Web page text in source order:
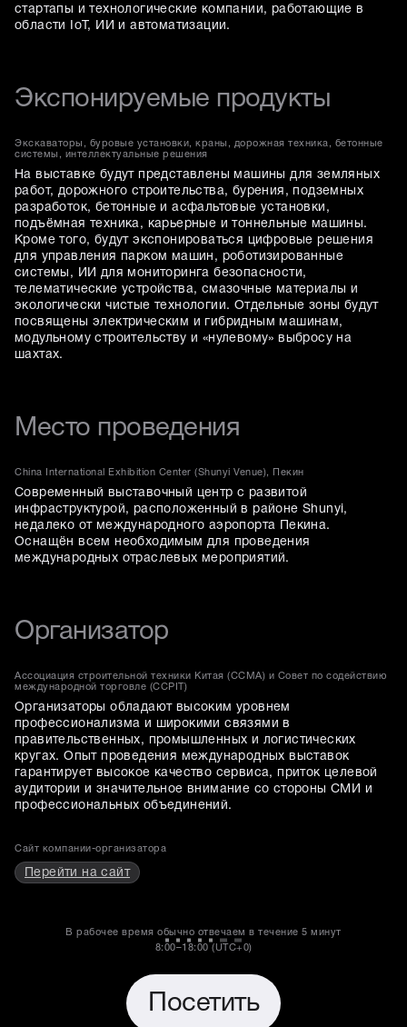
стартапы и технологические компании, работающие в
области IoT, ИИ и автоматизации.
Экспонируемые продукты
Экскаваторы, буровые установки, краны, дорожная техника, бетонные
системы, интеллектуальные решения
На выставке будут представлены машины для земляных
работ, дорожного строительства, бурения, подземных
разработок, бетонные и асфальтовые установки,
подъёмная техника, карьерные и тоннельные машины.
Кроме того, будут экспонироваться цифровые решения
для управления парком машин, роботизированные
системы, ИИ для мониторинга безопасности,
телематические устройства, смазочные материалы и
экологически чистые технологии. Отдельные зоны будут
посвящены электрическим и гибридным машинам,
модульному строительству и «нулевому» выбросу на
шахтах.
Место проведения
China International Exhibition Center (Shunyi Venue), Пекин
Современный выставочный центр с развитой
инфраструктурой, расположенный в районе Shunyi,
недалеко от международного аэропорта Пекина.
Оснащён всем необходимым для проведения
международных отраслевых мероприятий.
Организатор
Ассоциация строительной техники Китая (CCMA) и Совет по содействию
международной торговле (CCPIT)
Организаторы обладают высоким уровнем
профессионализма и широкими связями в
правительственных, промышленных и логистических
кругах. Опыт проведения международных выставок
гарантирует высокое качество сервиса, приток целевой
аудитории и значительное внимание со стороны СМИ и
профессиональных объединений.
Сайт компании-организатора
Перейти на сайт
В рабочее время обычно отвечаем в течение5 минут
8:00–18:00 (UTC+0)
Посетить